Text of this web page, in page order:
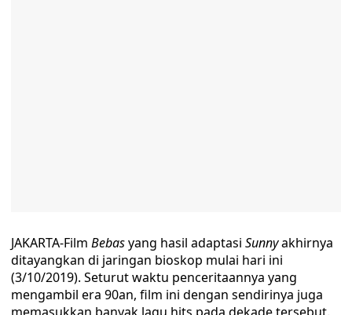
JAKARTA-Film Bebasyang hasil adaptasi Sunnyakhirnya
ditayangkan di jaringan bioskop mulai hari ini
(3/10/2019). Seturut waktu penceritaannya yang
mengambil era 90an, film ini dengan sendirinya juga